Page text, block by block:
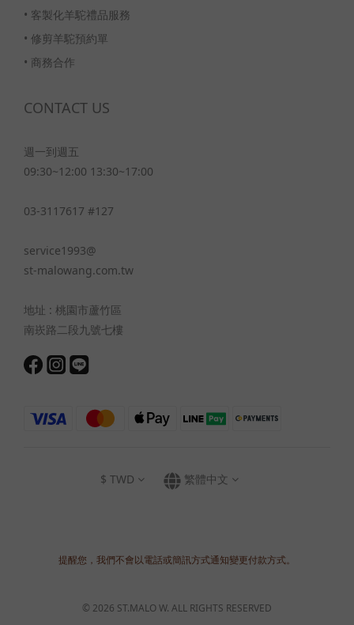
• 客製化羊駝禮品服務
• 修剪羊駝預約單
• 商務合作
CONTACT US
週一到週五
09:30~12:00 13:30~17:00
03-3117617 #127
service1993@
st-malowang.com.tw
地址 : 桃園市蘆竹區
南崁路二段九號七樓
$ TWD 繁體中文
提醒您，我們不會以電話或簡訊方式通知變更付款方式。
© 2026 ST.MALO W. ALL RIGHTS RESERVED